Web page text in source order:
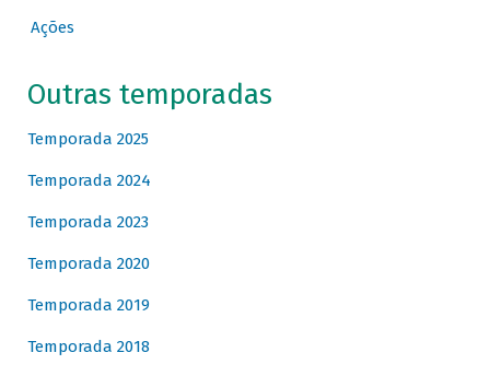
Ações
Outras temporadas
Temporada 2025
Temporada 2024
Temporada 2023
Temporada 2020
Temporada 2019
Temporada 2018